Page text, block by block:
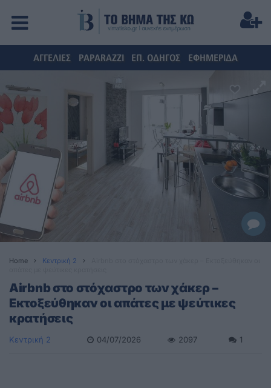
ΑΓΓΕΛΙΕΣ PAPARAZZI ΕΠ. ΟΔΗΓΟΣ ΕΦΗΜΕΡΙΔΑ
Home Κεντρική 2
Airbnb στο στόχαστρο των χάκερ –
Εκτοξεύθηκαν οι απάτες με ψεύτικες
κρατήσεις
Κεντρική 2 04/07/2026 2097 1